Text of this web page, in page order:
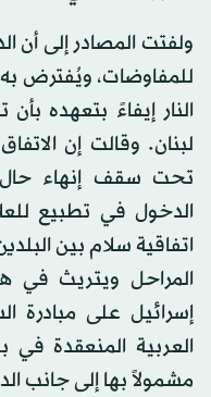
ولفتت المصادر إلى أن
للمفاوضات، ويُفترض
النار إيفاءً بتعهده
لبنان. وقالت إن
تحت سقف إنهاء حال
الدخول في تطبيع
اتفاقية سلام بين
المراحل ويتريث في
إسرائيل على مبادرة
مشمولاً بها إلى جانب